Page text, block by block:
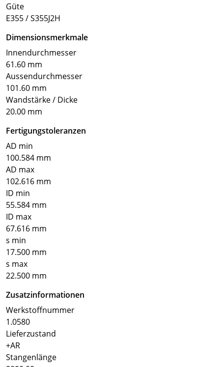
Güte
E355 / S355J2H
Dimensionsmerkmale
Innendurchmesser
61.60 mm
Aussendurchmesser
101.60 mm
Wandstärke / Dicke
20.00 mm
Fertigungstoleranzen
AD min
100.584 mm
AD max
102.616 mm
ID min
55.584 mm
ID max
67.616 mm
s min
17.500 mm
s max
22.500 mm
Zusatzinformationen
Werkstoffnummer
1.0580
Lieferzustand
+AR
Stangenlänge